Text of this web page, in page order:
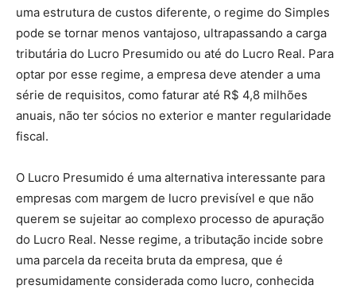
uma estrutura de custos diferente, o regime do Simples
pode se tornar menos vantajoso, ultrapassando a carga
tributária do Lucro Presumido ou até do Lucro Real. Para
optar por esse regime, a empresa deve atender a uma
série de requisitos, como faturar até R$ 4,8 milhões
anuais, não ter sócios no exterior e manter regularidade
fiscal.
O Lucro Presumido é uma alternativa interessante para
empresas com margem de lucro previsível e que não
querem se sujeitar ao complexo processo de apuração
do Lucro Real. Nesse regime, a tributação incide sobre
uma parcela da receita bruta da empresa, que é
presumidamente considerada como lucro, conhecida